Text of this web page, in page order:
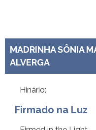
MADRINHA SÔNIA
ALVERGA
Hinário:
Firmado na Luz